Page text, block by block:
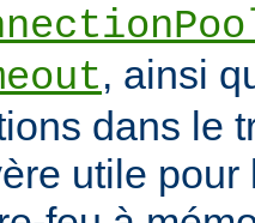
, ainsi
dans le
utile